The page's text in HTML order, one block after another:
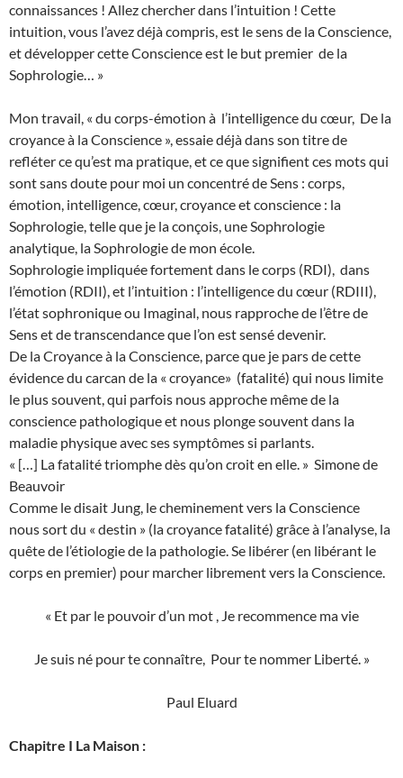
connaissances ! Allez chercher dans l’intuition ! Cette
intuition, vous l’avez déjà compris, est le sens de la Conscience,
et développer cette Conscience est le but premier de la
Sophrologie… »
Mon travail, « du corps-émotion à l’intelligence du cœur, De la
croyance à la Conscience », essaie déjà dans son titre de
refléter ce qu’est ma pratique, et ce que signifient ces mots qui
sont sans doute pour moi un concentré de Sens : corps,
émotion, intelligence, cœur, croyance et conscience : la
Sophrologie, telle que je la conçois, une Sophrologie
analytique, la Sophrologie de mon école.
Sophrologie impliquée fortement dans le corps (RDI), dans
l’émotion (RDII), et l’intuition : l’intelligence du cœur (RDIII),
l’état sophronique ou Imaginal, nous rapproche de l’être de
Sens et de transcendance que l’on est sensé devenir.
De la Croyance à la Conscience, parce que je pars de cette
évidence du carcan de la « croyance» (fatalité) qui nous limite
le plus souvent, qui parfois nous approche même de la
conscience pathologique et nous plonge souvent dans la
maladie physique avec ses symptômes si parlants.
« […] La fatalité triomphe dès qu’on croit en elle. » Simone de
Beauvoir
Comme le disait Jung, le cheminement vers la Conscience
nous sort du « destin » (la croyance fatalité) grâce à l’analyse, la
quête de l’étiologie de la pathologie. Se libérer (en libérant le
corps en premier) pour marcher librement vers la Conscience.
« Et par le pouvoir d’un mot , Je recommence ma vie
Je suis né pour te connaître, Pour te nommer Liberté. »
Paul Eluard
Chapitre I La Maison :